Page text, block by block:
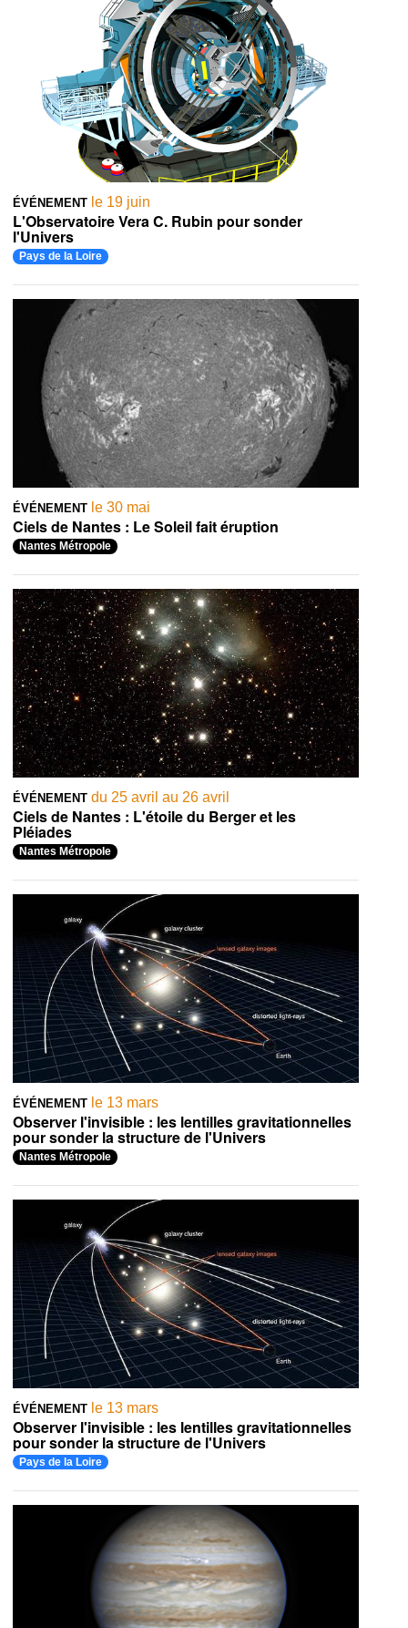
ÉVÉNEMENT le 19 juin
L'Observatoire Vera C. Rubin pour sonder
l'Univers
Pays de la Loire
ÉVÉNEMENT le 30 mai
Ciels de Nantes : Le Soleil fait éruption
Nantes Métropole
ÉVÉNEMENT du 25 avril au 26 avril
Ciels de Nantes : L'étoile du Berger et les
Pléiades
Nantes Métropole
ÉVÉNEMENT le 13 mars
Observer l'invisible : les lentilles gravitationnelles
pour sonder la structure de l'Univers
Nantes Métropole
ÉVÉNEMENT le 13 mars
Observer l'invisible : les lentilles gravitationnelles
pour sonder la structure de l'Univers
Pays de la Loire